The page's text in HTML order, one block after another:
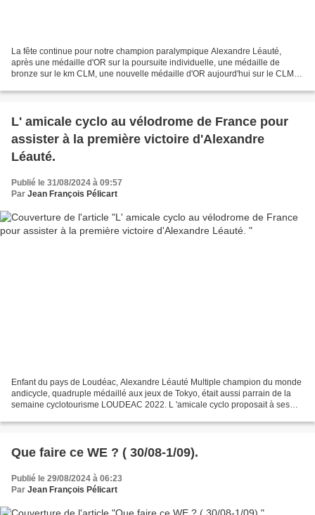
La fête continue pour notre champion paralympique Alexandre Léauté,
après une médaille d'OR sur la poursuite individuelle, une médaille de
bronze sur le km CLM, une nouvelle médaille d'OR aujourd'hui sur le CLM
L' amicale cyclo au vélodrome de France pour
assister à la première victoire d'Alexandre
Léauté.
Publié le 31/08/2024 à 09:57
Par Jean François Pélicart
Enfant du pays de Loudéac, Alexandre Léauté Multiple champion du monde
andicycle, quadruple médaillé aux jeux de Tokyo, était aussi parrain de la
semaine cyclotourisme LOUDEAC 2022. L 'amicale cyclo proposait à ses
Que faire ce WE ? ( 30/08-1/09).
Publié le 29/08/2024 à 06:23
Par Jean François Pélicart